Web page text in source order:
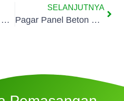
Pagar Panel Beton Precast Utan Kayu Utara Jakarta
SELANJUTNYA
Pagar Panel Beton Precast Kelurahan Baru Jakarta